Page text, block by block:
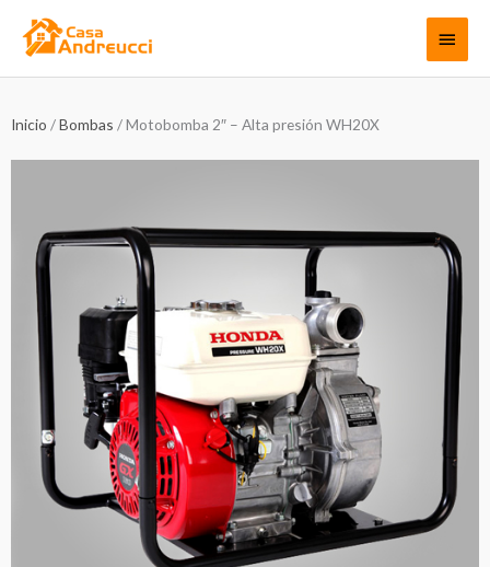
Menú
Inicio /Bombas / Motobomba 2″ – Alta presión WH20X